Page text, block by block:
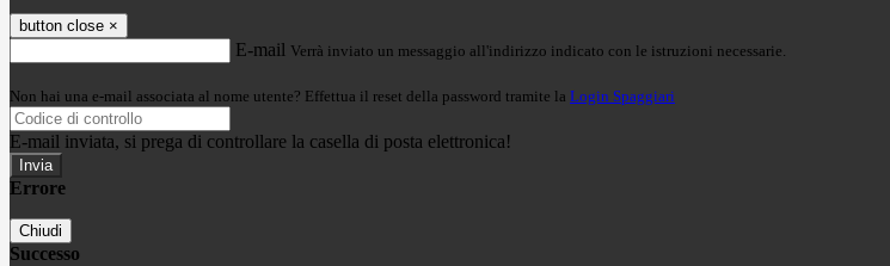
button close ×
E-mail Verrà inviato un messaggio all'indirizzo indicato con le istruzioni necessarie.
Non hai una e-mail associata al nome utente? Effettua il reset della password tramite la Login Spaggiari
E-mail inviata, si prega di controllare la casella di posta elettronica!
Errore
Chiudi
Successo